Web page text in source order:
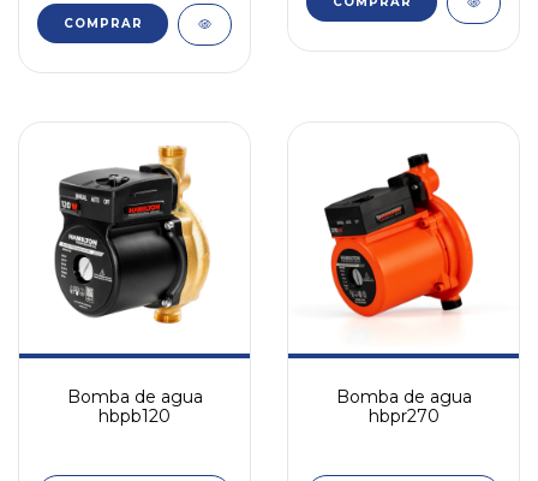
Bomba de agua
hbpb120
Bomba de agua
hbpr270